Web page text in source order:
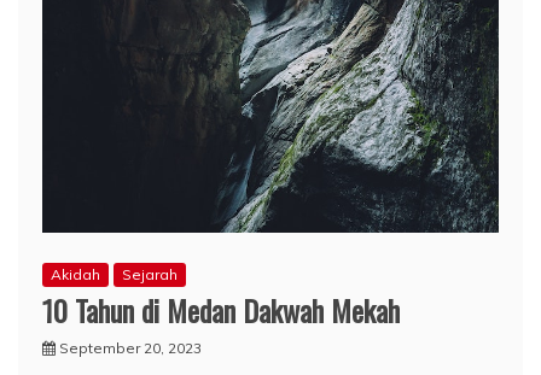
Akidah Sejarah
10 Tahun di Medan Dakwah Mekah
September 20, 2023